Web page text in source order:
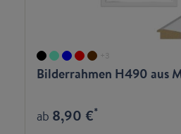
+3
Bilderrahmen H490 aus
ab 8,90 €*